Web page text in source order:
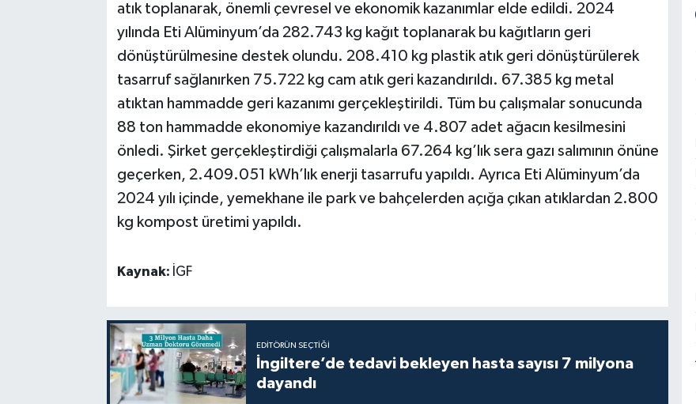
atık toplanarak, önemli çevresel ve ekonomik kazanımlar elde edildi. 2024
yılında Eti Alüminyum’da 282.743 kg kağıt toplanarak bu kağıtların geri
dönüştürülmesine destek olundu. 208.410 kg plastik atık geri dönüştürülerek
tasarruf sağlanırken 75.722 kg cam atık geri kazandırıldı. 67.385 kg metal
atıktan hammadde geri kazanımı gerçekleştirildi. Tüm bu çalışmalar sonucunda
88 ton hammadde ekonomiye kazandırıldı ve 4.807 adet ağacın kesilmesini
önledi. Şirket gerçekleştirdiği çalışmalarla 67.264 kg’lık sera gazı salımının önüne
geçerken, 2.409.051 kWh’lık enerji tasarrufu yapıldı. Ayrıca Eti Alüminyum’da
2024 yılı içinde, yemekhane ile park ve bahçelerden açığa çıkan atıklardan 2.800
kg kompost üretimi yapıldı.
Kaynak: İGF
EDITÖRÜN SEÇTIĞI
İngiltere’de tedavi bekleyen hasta sayısı 7 milyona
dayandı